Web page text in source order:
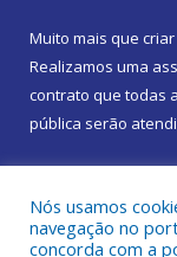
Muito mais que
Realizamos uma
contrato que todas
pública serão
Nós usamos
navegação no
concorda com a